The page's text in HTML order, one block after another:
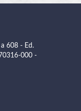
608 - Ed.
000 -